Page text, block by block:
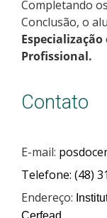
Completando
Conclusão, o
Profissional.
Contato
E-mail:
Telefone: (48)
Endereço:
Cerfead